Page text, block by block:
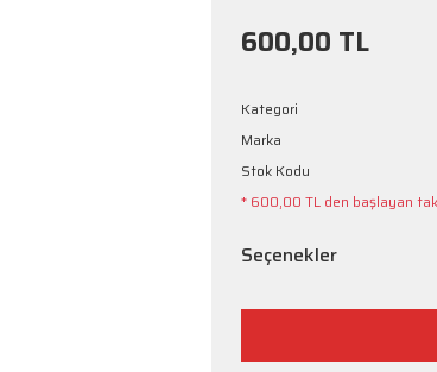
600,00 TL
Kategori
Marka
Stok Kodu
* 600,00 TL den başlayan
Seçenekler